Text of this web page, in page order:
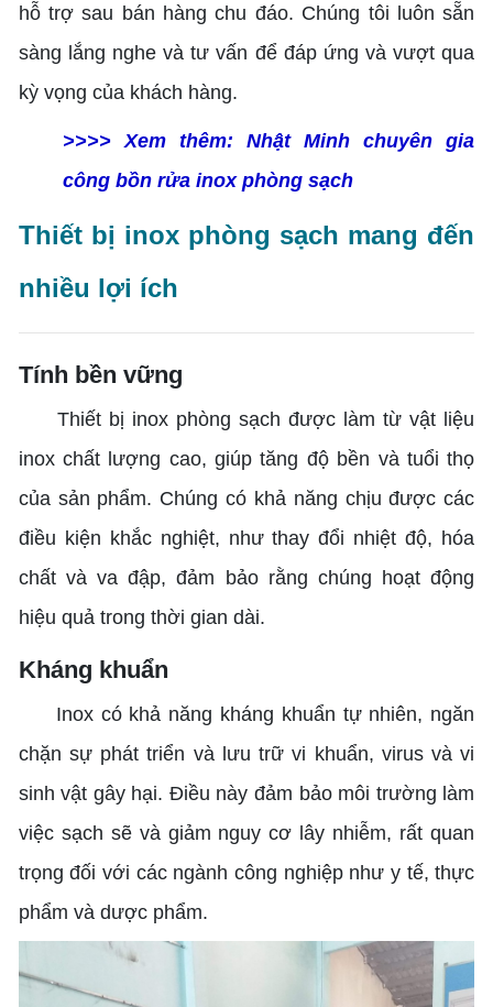
hỗ trợ sau bán hàng chu đáo. Chúng tôi luôn sẵn
sàng lắng nghe và tư vấn để đáp ứng và vượt qua
kỳ vọng của khách hàng.
>>>> Xem thêm: Nhật Minh chuyên gia
công bồn rửa inox phòng sạch
Thiết bị inox phòng sạch mang đến
nhiều lợi ích
Tính bền vững
Thiết bị inox phòng sạch được làm từ vật liệu
inox chất lượng cao, giúp tăng độ bền và tuổi thọ
của sản phẩm. Chúng có khả năng chịu được các
điều kiện khắc nghiệt, như thay đổi nhiệt độ, hóa
chất và va đập, đảm bảo rằng chúng hoạt động
hiệu quả trong thời gian dài.
Kháng khuẩn
Inox có khả năng kháng khuẩn tự nhiên, ngăn
chặn sự phát triển và lưu trữ vi khuẩn, virus và vi
sinh vật gây hại. Điều này đảm bảo môi trường làm
việc sạch sẽ và giảm nguy cơ lây nhiễm, rất quan
trọng đối với các ngành công nghiệp như y tế, thực
phẩm và dược phẩm.